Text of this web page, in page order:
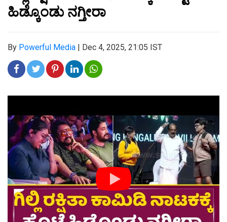
ಹಿಡ್ಕೊಂಡು ನಗ್ತೀರಾ
By Powerful Media | Dec 4, 2025, 21:05 IST